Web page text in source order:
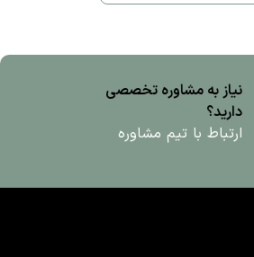
نیاز به مشاوره تخصصی
دارید؟
ارتباط با تیم مشاوره